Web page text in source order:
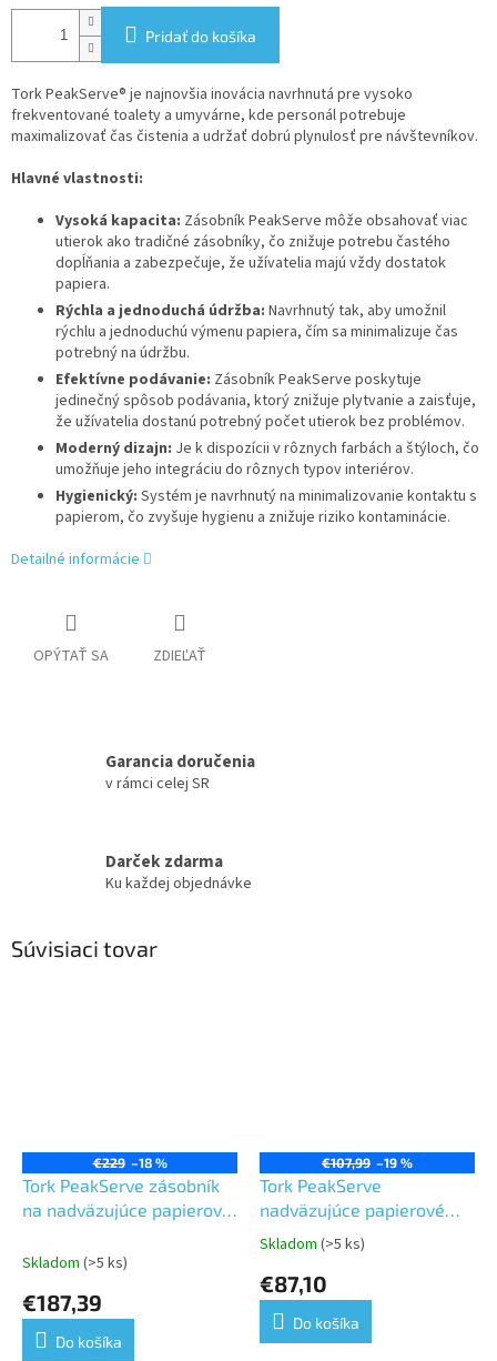
Pridať do košíka
Tork PeakServe® je najnovšia inovácia navrhnutá pre vysoko
frekventované toalety a umyvárne, kde personál potrebuje
maximalizovať čas čistenia a udržať dobrú plynulosť pre návštevníkov.
Hlavné vlastnosti:
Vysoká kapacita: Zásobník PeakServe môže obsahovať viac
utierok ako tradičné zásobníky, čo znižuje potrebu častého
dopĺňania a zabezpečuje, že užívatelia majú vždy dostatok
papiera.
Rýchla a jednoduchá údržba: Navrhnutý tak, aby umožnil
rýchlu a jednoduchú výmenu papiera, čím sa minimalizuje čas
potrebný na údržbu.
Efektívne podávanie: Zásobník PeakServe poskytuje
jedinečný spôsob podávania, ktorý znižuje plytvanie a zaisťuje,
že užívatelia dostanú potrebný počet utierok bez problémov.
Moderný dizajn: Je k dispozícii v rôznych farbách a štýloch, čo
umožňuje jeho integráciu do rôznych typov interiérov.
Hygienický: Systém je navrhnutý na minimalizovanie kontaktu s
papierom, čo zvyšuje hygienu a znižuje riziko kontaminácie.
Detailné informácie
OPÝTAŤ SA ZDIEĽAŤ
Garancia doručenia
v rámci celej SR
Darček zdarma
Ku každej objednávke
Súvisiaci tovar
€229 –18 %
Tork PeakServe zásobník
na nadväzujúce papierové
systém-H5
Skladom (>5 ks)
€187,39
Do košíka
€107,99 –19 %
Tork PeakServe
nadväzujúce papierové
utierky, Universal, biele,1
vrstva,4920 ks v
kartóne,12 balíkov po 410
ks-H5
Priemerné
produktu
5,0
Skladom (>5 ks)
€87,10
Do košíka